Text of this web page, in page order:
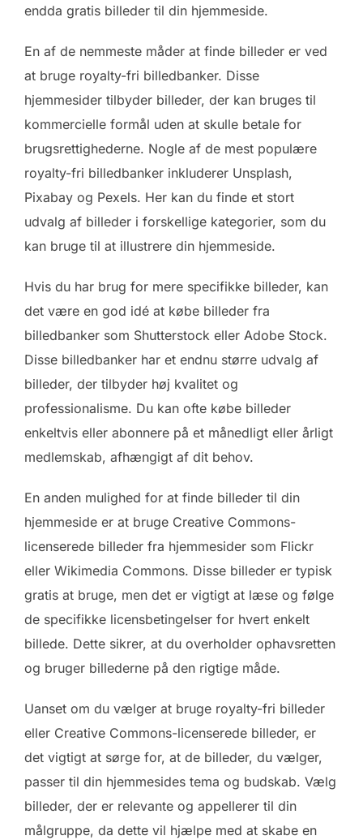
endda gratis billeder til din hjemmeside.
En af de nemmeste måder at finde billeder er ved
at bruge royalty-fri billedbanker. Disse
hjemmesider tilbyder billeder, der kan bruges til
kommercielle formål uden at skulle betale for
brugsrettighederne. Nogle af de mest populære
royalty-fri billedbanker inkluderer Unsplash,
Pixabay og Pexels. Her kan du finde et stort
udvalg af billeder i forskellige kategorier, som du
kan bruge til at illustrere din hjemmeside.
Hvis du har brug for mere specifikke billeder, kan
det være en god idé at købe billeder fra
billedbanker som Shutterstock eller Adobe Stock.
Disse billedbanker har et endnu større udvalg af
billeder, der tilbyder høj kvalitet og
professionalisme. Du kan ofte købe billeder
enkeltvis eller abonnere på et månedligt eller årligt
medlemskab, afhængigt af dit behov.
En anden mulighed for at finde billeder til din
hjemmeside er at bruge Creative Commons-
licenserede billeder fra hjemmesider som Flickr
eller Wikimedia Commons. Disse billeder er typisk
gratis at bruge, men det er vigtigt at læse og følge
de specifikke licensbetingelser for hvert enkelt
billede. Dette sikrer, at du overholder ophavsretten
og bruger billederne på den rigtige måde.
Uanset om du vælger at bruge royalty-fri billeder
eller Creative Commons-licenserede billeder, er
det vigtigt at sørge for, at de billeder, du vælger,
passer til din hjemmesides tema og budskab. Vælg
billeder, der er relevante og appellerer til din
målgruppe, da dette vil hjælpe med at skabe en